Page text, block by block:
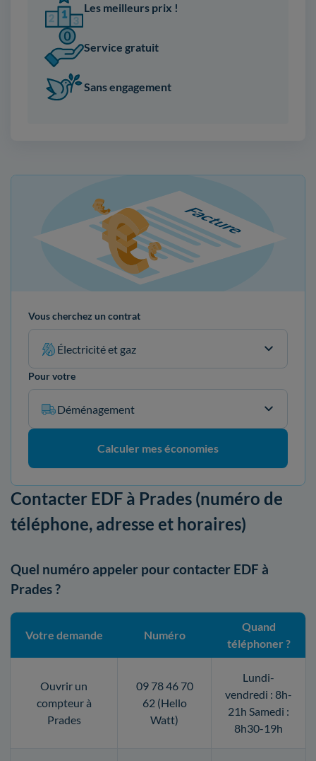
Les meilleurs prix !
Service gratuit
Sans engagement
Vous cherchez un contrat
Électricité et gaz
Pour votre
Déménagement
Calculer mes économies
Contacter EDF à Prades (numéro de
téléphone, adresse et horaires)
Quel numéro appeler pour contacter EDF à
Prades ?
Votre demande Numéro
Quand
téléphoner ?
Ouvrir un
compteur à
Prades
09 78 46 70
62 (Hello
Watt)
Lundi-
vendredi : 8h-
21h Samedi :
8h30-19h